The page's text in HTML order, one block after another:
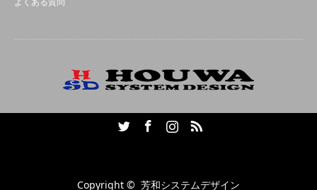
Copyright © 芳和システムデザイン